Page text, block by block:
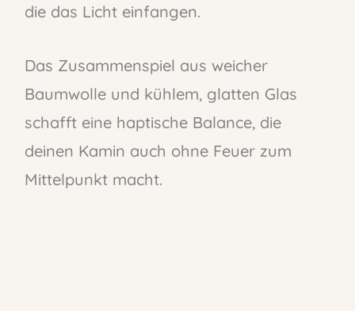
die das Licht einfangen.
Das Zusammenspiel aus weicher
Baumwolle und kühlem, glatten Glas
schafft eine haptische Balance, die
deinen Kamin auch ohne Feuer zum
Mittelpunkt macht.